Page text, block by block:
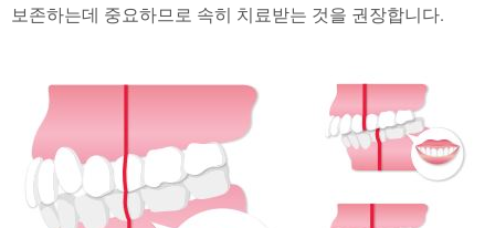
보존하는데 중요하므로 속히 치료받는 것을 권장합니다.